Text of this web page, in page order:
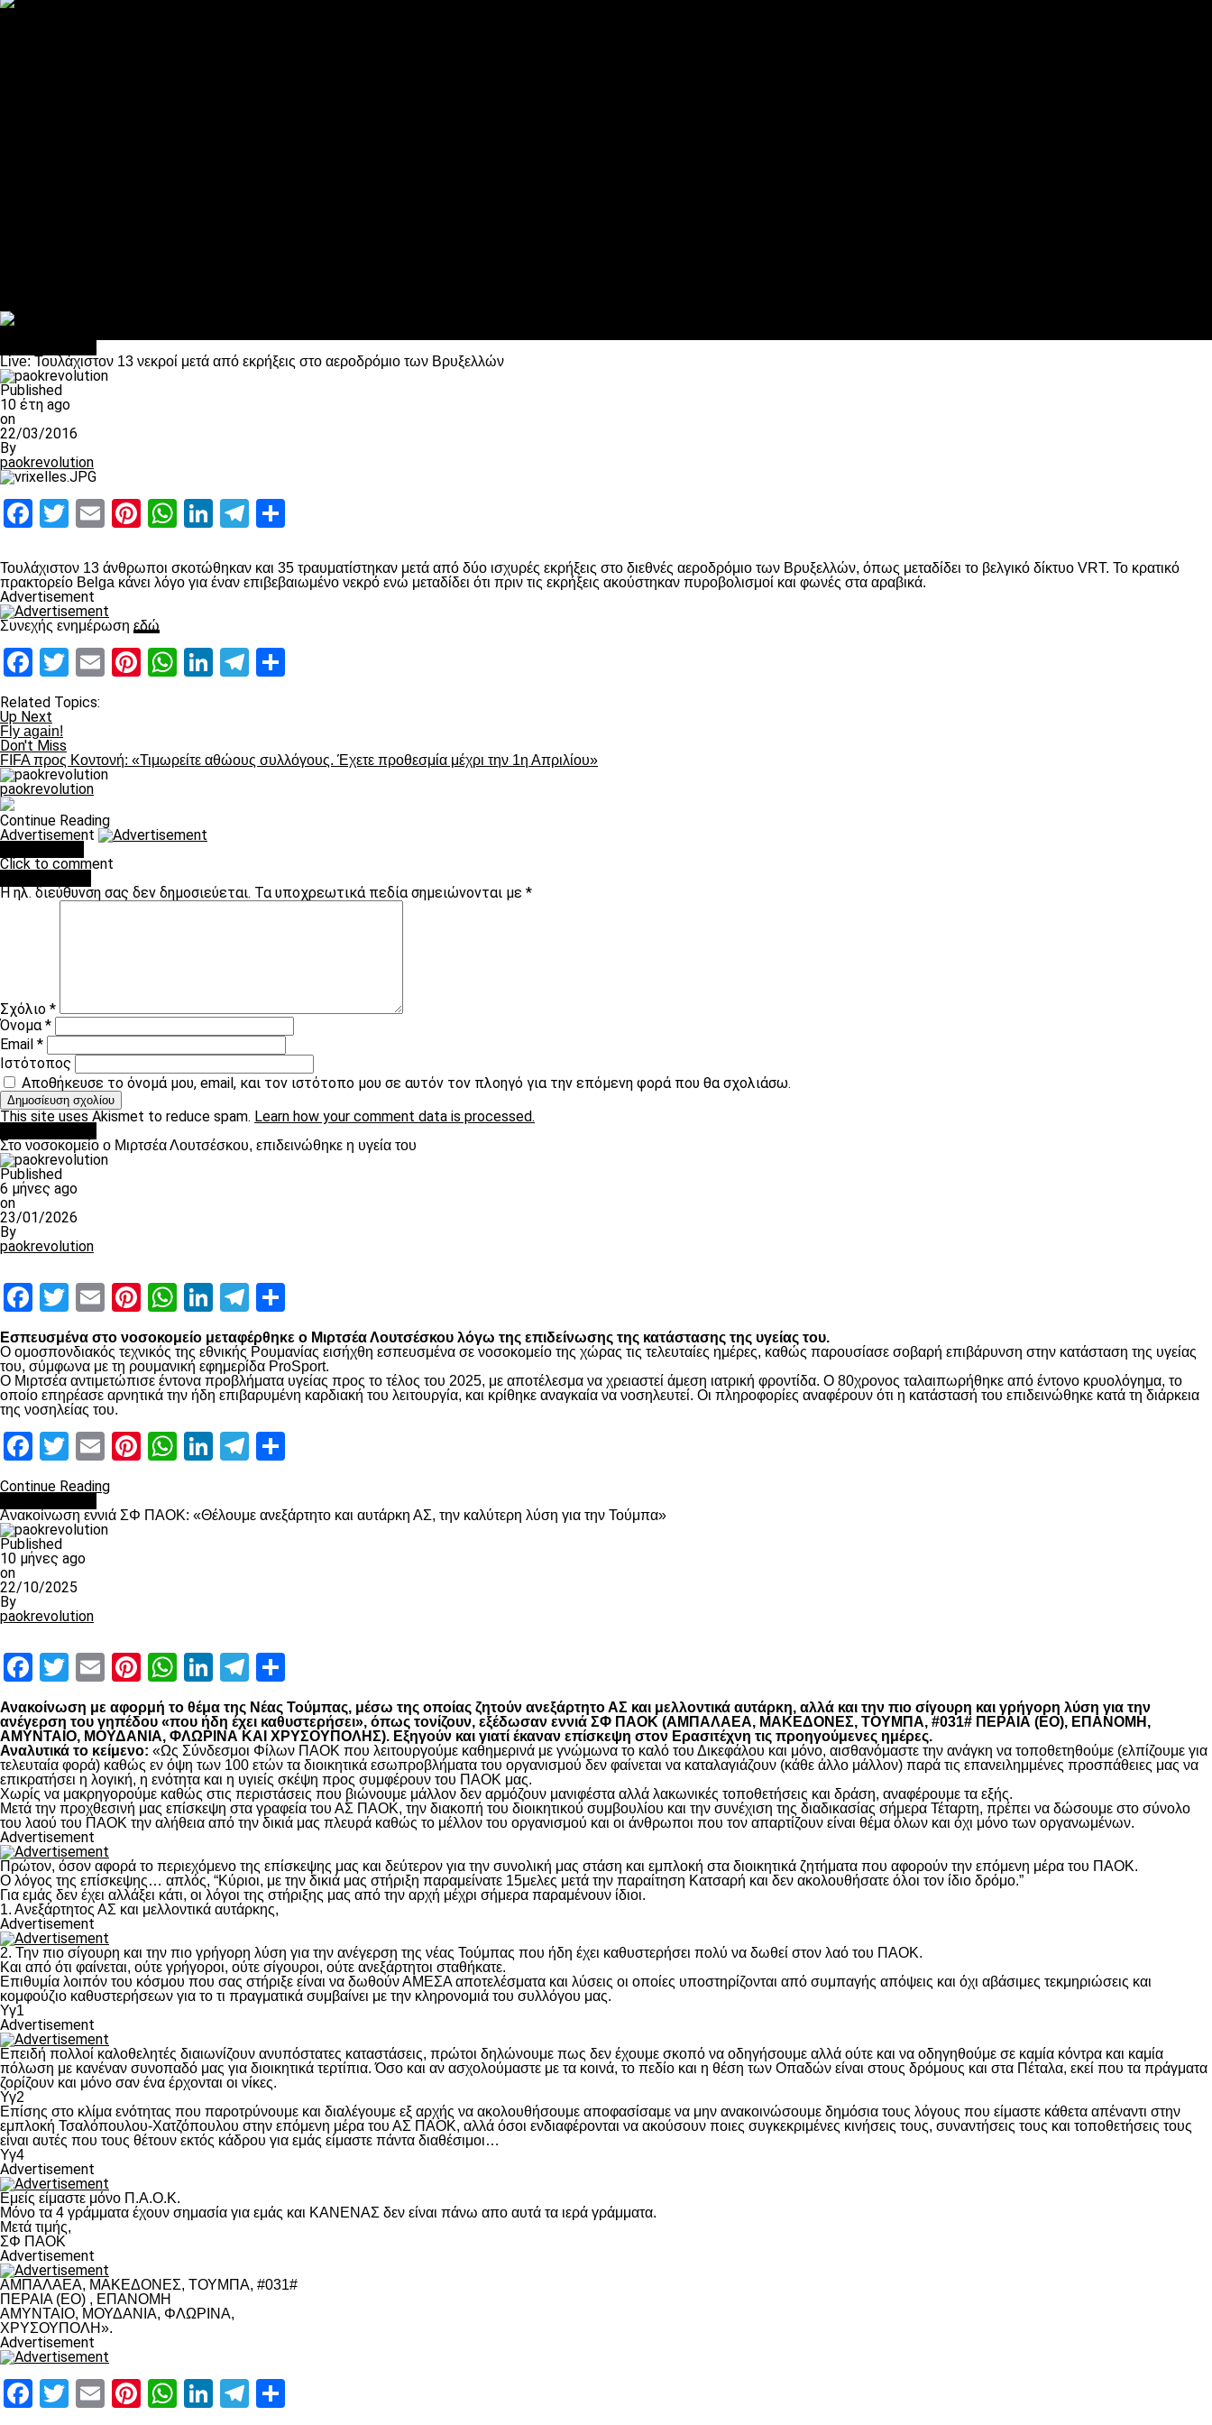
Live: Τουλάχιστον 13 νεκροί μετά από εκρήξεις στο αεροδρόμιο των Βρυξελλών
Published
10 έτη ago
on
22/03/2016
By
paokrevolution
Facebook
Twitter
EmailPinterest
WhatsApp
LinkedIn
Telegram
Τουλάχιστον 13 άνθρωποι σκοτώθηκαν και 35 τραυματίστηκαν μετά από δύο ισχυρές εκρήξεις στο διεθνές αεροδρόμιο των Βρυξελλών, όπως μεταδίδει το βελγικό δίκτυο VRT. Το κρατικό
πρακτορείο Belga κάνει λόγο για έναν επιβεβαιωμένο νεκρό ενώ μεταδίδει ότι πριν τις εκρήξεις ακούστηκαν πυροβολισμοί και φωνές στα αραβικά.
Advertisement
Συνεχής ενημέρωση εδώ
Facebook
Twitter
EmailPinterest
WhatsApp
LinkedIn
Telegram
Related Topics:
Up Next
Fly again!
Don't Miss
FIFA προς Κοντονή: «Τιμωρείτε αθώους συλλόγους. Έχετε προθεσμία μέχρι την 1η Απριλίου»
paokrevolution
Continue Reading
Advertisement
Click to comment
Η ηλ. διεύθυνση σας δεν δημοσιεύεται. Τα υποχρεωτικά πεδία σημειώνονται με *
Σχόλιο *
Όνομα*
Email *
Ιστότοπος
Αποθήκευσε το όνομά μου, email, και τον ιστότοπο μου σε αυτόν τον πλοηγό για την επόμενη φορά που θα σχολιάσω.
This site uses Akismet to reduce spam. Learn how your comment data is processed.
Στο νοσοκομείο ο Μιρτσέα Λουτσέσκου, επιδεινώθηκε η υγεία του
Published
6 μήνες ago
on
23/01/2026
By
paokrevolution
Facebook
Twitter
EmailPinterest
WhatsApp
LinkedIn
Telegram
Εσπευσμένα στο νοσοκομείο μεταφέρθηκε ο Μιρτσέα Λουτσέσκου λόγω της επιδείνωσης της κατάστασης της υγείας του.
Ο ομοσπονδιακός τεχνικός της εθνικής Ρουμανίας εισήχθη εσπευσμένα σε νοσοκομείο της χώρας τις τελευταίες ημέρες, καθώς παρουσίασε σοβαρή επιβάρυνση στην κατάσταση της υγείας
του, σύμφωνα με τη ρουμανική εφημερίδα ProSport.
Ο Μιρτσέα αντιμετώπισε έντονα προβλήματα υγείας προς το τέλος του 2025, με αποτέλεσμα να χρειαστεί άμεση ιατρική φροντίδα. Ο 80χρονος ταλαιπωρήθηκε από έντονο κρυολόγημα, το
οποίο επηρέασε αρνητικά την ήδη επιβαρυμένη καρδιακή του λειτουργία, και κρίθηκε αναγκαία να νοσηλευτεί. Οι πληροφορίες αναφέρουν ότι η κατάστασή του επιδεινώθηκε κατά τη διάρκεια
της νοσηλείας του.
Facebook
Twitter
EmailPinterest
WhatsApp
LinkedIn
Telegram
Continue Reading
Ανακοίνωση εννιά ΣΦ ΠΑΟΚ: «Θέλουμε ανεξάρτητο και αυτάρκη ΑΣ, την καλύτερη λύση για την Τούμπα»
Published
10 μήνες ago
on
22/10/2025
By
paokrevolution
Facebook
Twitter
EmailPinterest
WhatsApp
LinkedIn
Telegram
Ανακοίνωση με αφορμή το θέμα της Νέας Τούμπας, μέσω της οποίας ζητούν ανεξάρτητο ΑΣ και μελλοντικά αυτάρκη, αλλά και την πιο σίγουρη και γρήγορη λύση για την
ανέγερση του γηπέδου «που ήδη έχει καθυστερήσει», όπως τονίζουν, εξέδωσαν εννιά ΣΦ ΠΑΟΚ (ΑΜΠΑΛΑΕΑ, ΜΑΚΕΔΟΝΕΣ, ΤΟΥΜΠΑ, #031# ΠΕΡΑΙΑ (ΕΟ), ΕΠΑΝΟΜΗ,
ΑΜΥΝΤΑΙΟ, ΜΟΥΔΑΝΙΑ, ΦΛΩΡΙΝΑ ΚΑΙ ΧΡΥΣΟΥΠΟΛΗΣ). Εξηγούν και γιατί έκαναν επίσκεψη στον Ερασιτέχνη τις προηγούμενες ημέρες.
Αναλυτικά το κείμενο: «Ως Σύνδεσμοι Φίλων ΠΑΟΚ που λειτουργούμε καθημερινά με γνώμωνα το καλό του Δικεφάλου και μόνο, αισθανόμαστε την ανάγκη να τοποθετηθούμε (ελπίζουμε για
τελευταία φορά) καθώς εν όψη των 100 ετών τα διοικητικά εσωπροβλήματα του οργανισμού δεν φαίνεται να καταλαγιάζουν (κάθε άλλο μάλλον) παρά τις επανειλημμένες προσπάθειες μας να
επικρατήσει η λογική, η ενότητα και η υγιείς σκέψη προς συμφέρουν του ΠΑΟΚ μας.
Χωρίς να μακρηγορούμε καθώς στις περιστάσεις που βιώνουμε μάλλον δεν αρμόζουν μανιφέστα αλλά λακωνικές τοποθετήσεις και δράση, αναφέρουμε τα εξής.
Μετά την προχθεσινή μας επίσκεψη στα γραφεία του ΑΣ ΠΑΟΚ, την διακοπή του διοικητικού συμβουλίου και την συνέχιση της διαδικασίας σήμερα Τέταρτη, πρέπει να δώσουμε στο σύνολο
του λαού του ΠΑΟΚ την αλήθεια από την δικιά μας πλευρά καθώς το μέλλον του οργανισμού και οι άνθρωποι που τον απαρτίζουν είναι θέμα όλων και όχι μόνο των οργανωμένων.
Advertisement
Πρώτον, όσον αφορά το περιεχόμενο της επίσκεψης μας και δεύτερον για την συνολική μας στάση και εμπλοκή στα διοικητικά ζητήματα που αφορούν την επόμενη μέρα του ΠΑΟΚ.
Ο λόγος της επίσκεψης… απλός, “Κύριοι, με την δικιά μας στήριξη παραμείνατε 15μελες μετά την παραίτηση Κατσαρή και δεν ακολουθήσατε όλοι τον ίδιο δρόμο.”
Για εμάς δεν έχει αλλάξει κάτι, οι λόγοι της στήριξης μας από την αρχή μέχρι σήμερα παραμένουν ίδιοι.
1. Ανεξάρτητος ΑΣ και μελλοντικά αυτάρκης,
Advertisement
2. Την πιο σίγουρη και την πιο γρήγορη λύση για την ανέγερση της νέας Τούμπας που ήδη έχει καθυστερήσει πολύ να δωθεί στον λαό του ΠΑΟΚ.
Και από ότι φαίνεται, ούτε γρήγοροι, ούτε σίγουροι, ούτε ανεξάρτητοι σταθήκατε.
Επιθυμία λοιπόν του κόσμου που σας στήριξε είναι να δωθούν ΑΜΕΣΑ αποτελέσματα και λύσεις οι οποίες υποστηρίζονται από συμπαγής απόψεις και όχι αβάσιμες τεκμηριώσεις και
κομφούζιο καθυστερήσεων για το τι πραγματικά συμβαίνει με την κληρονομιά του συλλόγου μας.
Υγ1
Advertisement
Επειδή πολλοί καλοθελητές διαιωνίζουν ανυπόστατες καταστάσεις, πρώτοι δηλώνουμε πως δεν έχουμε σκοπό να οδηγήσουμε αλλά ούτε και να οδηγηθούμε σε καμία κόντρα και καμία
πόλωση με κανέναν συνοπαδό μας για διοικητικά τερτίπια. Όσο και αν ασχολούμαστε με τα κοινά, το πεδίο και η θέση των Οπαδών είναι στους δρόμους και στα Πέταλα, εκεί που τα πράγματα
ζορίζουν και μόνο σαν ένα έρχονται οι νίκες.
Υγ2
Επίσης στο κλίμα ενότητας που παροτρύνουμε και διαλέγουμε εξ αρχής να ακολουθήσουμε αποφασίσαμε να μην ανακοινώσουμε δημόσια τους λόγους που είμαστε κάθετα απέναντι στην
εμπλοκή Τσαλόπουλου-Χατζόπουλου στην επόμενη μέρα του ΑΣ ΠΑΟΚ, αλλά όσοι ενδιαφέρονται να ακούσουν ποιες συγκεκριμένες κινήσεις τους, συναντήσεις τους και τοποθετήσεις τους
είναι αυτές που τους θέτουν εκτός κάδρου για εμάς είμαστε πάντα διαθέσιμοι…
Υγ4
Advertisement
Εμείς είμαστε μόνο Π.Α.Ο.Κ.
Μόνο τα 4 γράμματα έχουν σημασία για εμάς και ΚΑΝΕΝΑΣ δεν είναι πάνω απο αυτά τα ιερά γράμματα.
Μετά τιμής,
ΣΦ ΠΑΟΚ
Advertisement
ΑΜΠΑΛΑΕΑ, ΜΑΚΕΔΟΝΕΣ, ΤΟΥΜΠΑ, #031#
ΠΕΡΑΙΑ (ΕΟ) , ΕΠΑΝΟΜΗ
ΑΜΥΝΤΑΙΟ, ΜΟΥΔΑΝΙΑ, ΦΛΩΡΙΝΑ,
ΧΡΥΣΟΥΠΟΛΗ».
Advertisement
Facebook
Twitter
EmailPinterest
WhatsApp
LinkedIn
Telegram